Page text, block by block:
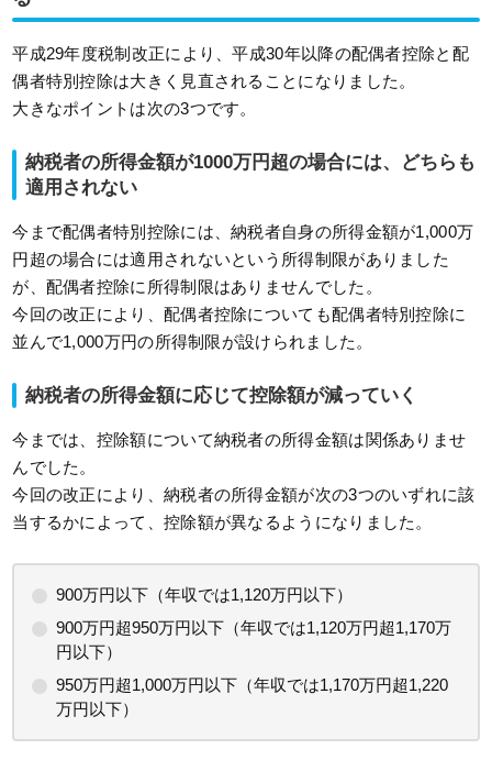
平成29年度税制改正により、平成30年以降の配偶者控除と配
偶者特別控除は大きく見直されることになりました。
大きなポイントは次の3つです。
納税者の所得金額が1000万円超の場合には、どちらも
適用されない
今まで配偶者特別控除には、納税者自身の所得金額が1,000万
円超の場合には適用されないという所得制限がありました
が、配偶者控除に所得制限はありませんでした。
今回の改正により、配偶者控除についても配偶者特別控除に
並んで1,000万円の所得制限が設けられました。
納税者の所得金額に応じて控除額が減っていく
今までは、控除額について納税者の所得金額は関係ありませ
んでした。
今回の改正により、納税者の所得金額が次の3つのいずれに該
当するかによって、控除額が異なるようになりました。
900万円以下（年収では1,120万円以下）
900万円超950万円以下（年収では1,120万円超1,170万
円以下）
950万円超1,000万円以下（年収では1,170万円超1,220
万円以下）